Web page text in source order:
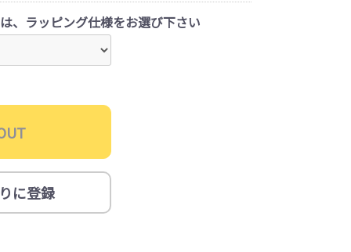
、ラッピング仕様をお選び下さい
に登録